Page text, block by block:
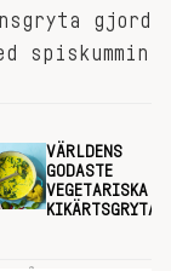
gjord
spiskummin
VÄRLDENS
GODASTE
VEGETARISKA
KIKÄRTSGRYTA